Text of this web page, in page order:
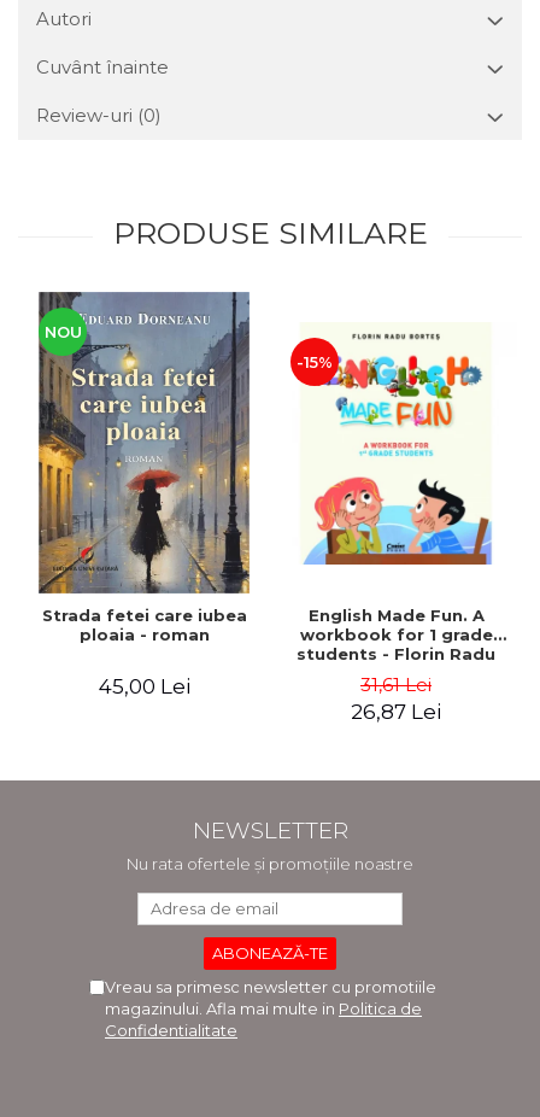
Autori
Cuvânt înainte
Review-uri (0)
PRODUSE SIMILARE
NOU
Strada fetei care iubea
ploaia - roman
45,00 Lei
-15%
English Made Fun. A
workbook for 1 grade
students - Florin Radu
Bortes
31,61 Lei
26,87 Lei
NEWSLETTER
Nu rata ofertele și promoțiile noastre
Vreau sa primesc newsletter cu promotiile
magazinului. Afla mai multe in Politica de
Confidentialitate